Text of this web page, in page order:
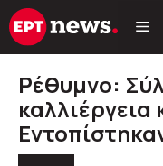
Μετάβαση
σε
Ρέθυμνο:
καλλιέργεια